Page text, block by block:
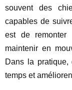
souvent des
capables de
est de remonter
maintenir en
Dans la
temps et